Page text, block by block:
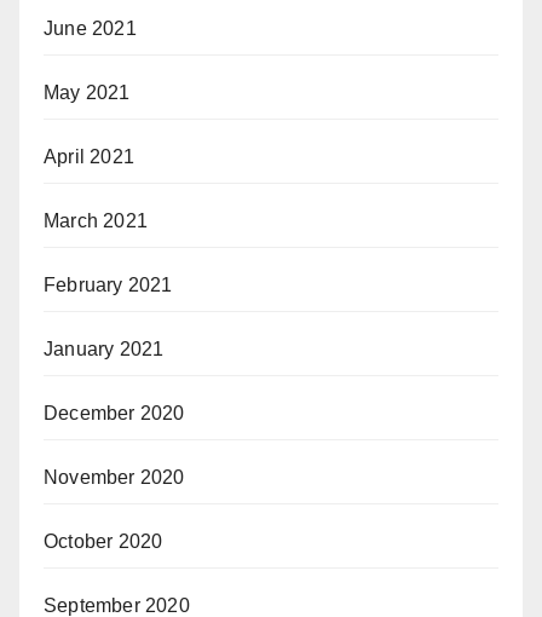
June 2021
May 2021
April 2021
March 2021
February 2021
January 2021
December 2020
November 2020
October 2020
September 2020